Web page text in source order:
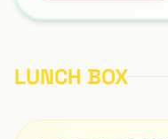
Wassermelon
harmonisch vereint mit
tropisch und